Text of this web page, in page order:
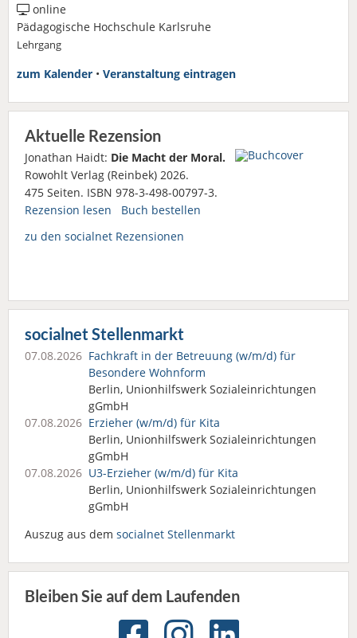
online
Pädagogische Hochschule Karlsruhe
Lehrgang
zum Kalender • Veranstaltung eintragen
Aktuelle Rezension
Jonathan Haidt: Die Macht der Moral.
Rowohlt Verlag (Reinbek) 2026.
475 Seiten. ISBN 978-3-498-00797-3.
Rezension lesen
Buch bestellen
zu den socialnet Rezensionen
socialnet Stellenmarkt
07.08.2026 Fachkraft in der Betreuung (w/m/d) für
Besondere Wohnform
Berlin, Unionhilfswerk Sozialeinrichtungen
gGmbH
07.08.2026 Erzieher (w/m/d) für Kita
Berlin, Unionhilfswerk Sozialeinrichtungen
gGmbH
07.08.2026 U3-Erzieher (w/m/d) für Kita
Berlin, Unionhilfswerk Sozialeinrichtungen
gGmbH
Auszug aus dem socialnet Stellenmarkt
Bleiben Sie auf dem Laufenden